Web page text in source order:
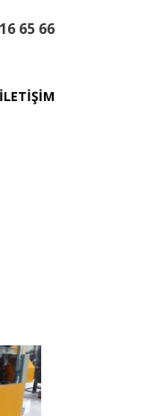
İLETİŞİM
65 66